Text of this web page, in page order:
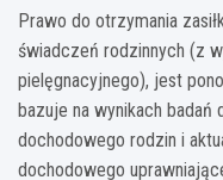
Prawo do otrzymania
świadczeń rodzinnych (z
pielęgnacyjnego), jest
bazuje na wynikach
dochodowego rodzin i
dochodowego